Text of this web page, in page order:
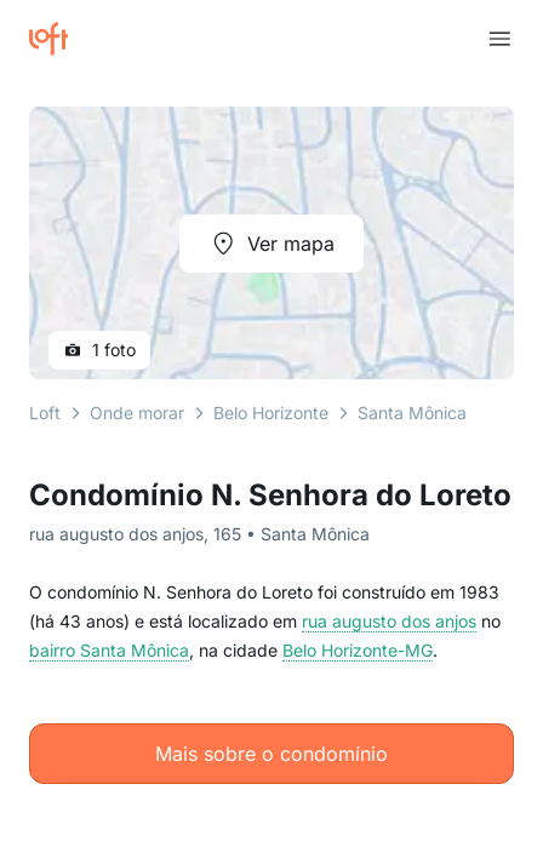
Condomínio N. Senhora do Loreto
rua augusto dos anjos, 165 • Santa Mônica
O condomínio N. Senhora do Loreto foi construído em 1983
(há 43 anos) e está localizado em rua augusto dos anjos no
bairro Santa Mônica, na cidade Belo Horizonte-MG.
Mais sobre o condomínio
Ver mapa
1 foto
Loft Onde morar Belo Horizonte Santa Mônica